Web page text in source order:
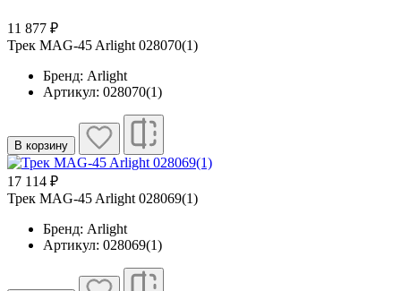
11 877 ₽
Трек MAG-45 Arlight 028070(1)
Бренд: Arlight
Артикул: 028070(1)
В корзину
17 114 ₽
Трек MAG-45 Arlight 028069(1)
Бренд: Arlight
Артикул: 028069(1)